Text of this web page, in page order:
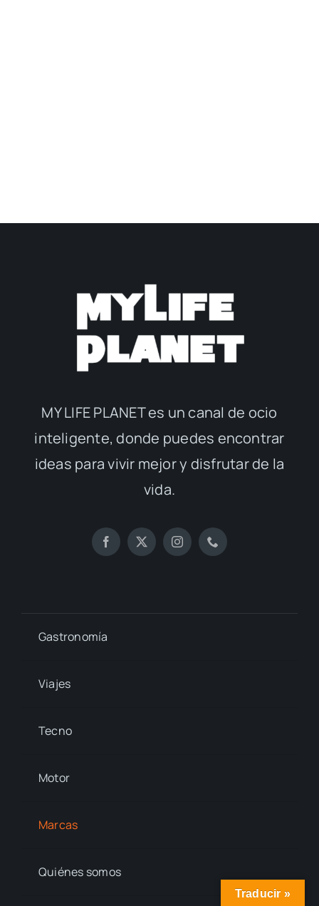
MY LIFE PLANET es un canal de ocio
inteligente, donde puedes encontrar
ideas para vivir mejor y disfrutar de la
vida.
Gastronomía
Viajes
Tecno
Motor
Marcas
Quiénes somos
Traducir »